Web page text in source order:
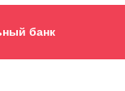
банк